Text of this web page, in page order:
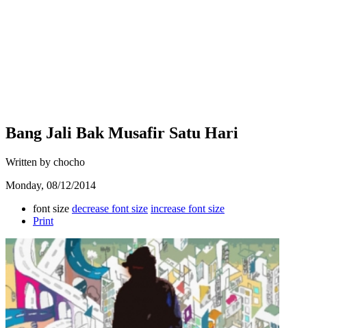
Bang Jali Bak Musafir Satu Hari
Written by chocho
Monday, 08/12/2014
font size decrease font size increase font size
Print